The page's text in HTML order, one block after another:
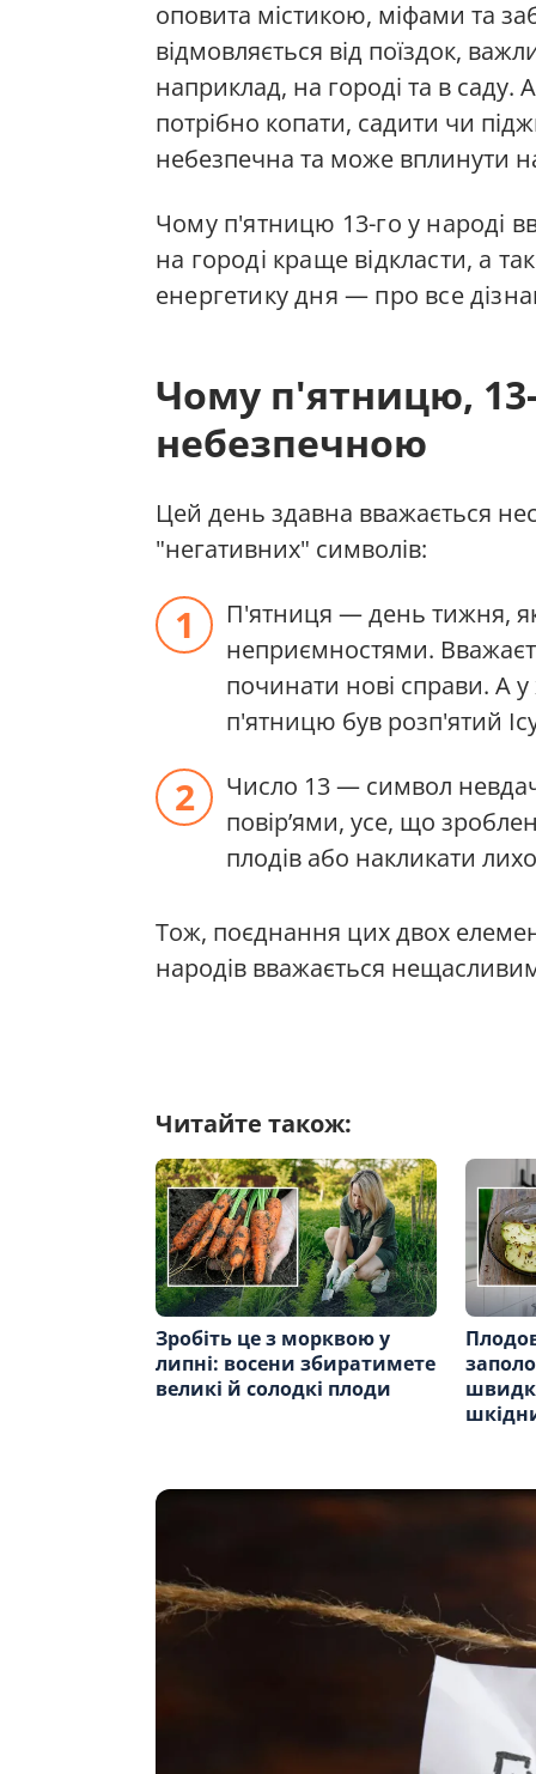
оповита містикою, міфами та
відмовляється від поїздок,
наприклад, на городі та в
потрібно копати, садити чи
небезпечна та може вплинути
Чому п'ятницю 13-го у народі
на городі краще відкласти, а
енергетику дня — про все
Чому п'ятницю,
небезпечною
Цей день здавна вважається
"негативних" символів:
П'ятниця — день тижня,
неприємностями.
починати нові справи. А
п'ятницю був розп'ятий
Число 13 — символ
повір’ями, усе, що
плодів або накликати
Тож, поєднання цих двох
народів вважається
Читайте також:
Зробіть це з морквою у
липні: восени збиратимете
великі й солодкі плоди